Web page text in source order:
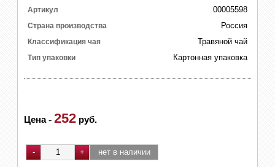
Артикул 00005598
Страна производства Россия
Классификация чая Травяной чай
Тип упаковки Картонная упаковка
Цена- 252 руб.